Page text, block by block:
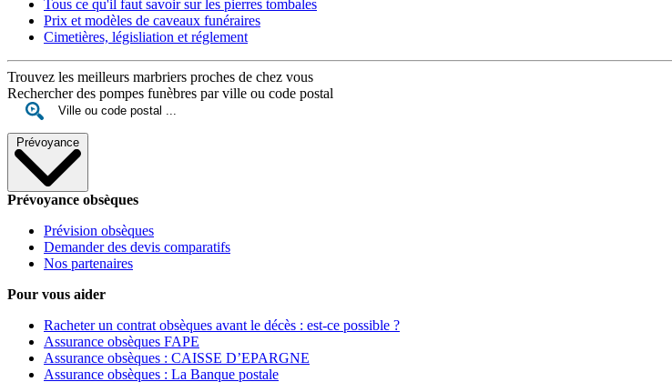
Tous ce qu'il faut savoir sur les pierres tombales
Prix et modèles de caveaux funéraires
Cimetières, législiation et réglement
Trouvez les meilleurs marbriers proches de chez vous
Rechercher des pompes funèbres par ville ou code postal
Prévoyance
Prévoyance obsèques
Prévision obsèques
Demander des devis comparatifs
Nos partenaires
Pour vous aider
Racheter un contrat obsèques avant le décès : est-ce possible ?
Assurance obsèques FAPE
Assurance obsèques : CAISSE D’EPARGNE
Assurance obsèques : La Banque postale